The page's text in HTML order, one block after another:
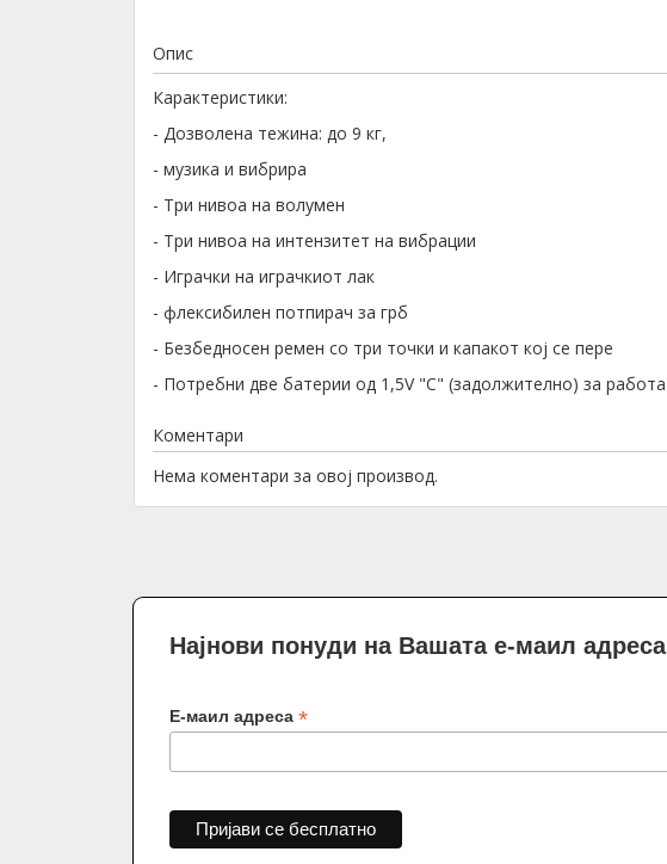
Опис
Карактеристики:
- Дозволена тежина: до 9 кг,
- музика и вибрира
- Три нивоа на волумен
- Три нивоа на интензитет на вибрации
- Играчки на играчкиот лак
- флексибилен потпирач за грб
- Безбедносен ремен со три точки и капакот кој се пере
- Потребни две батерии од 1,5V "C" (задолжително) за работа
Коментари
Нема коментари за овој производ.
Најнови понуди на Вашата е-маил адреса
Е-маил адреса *